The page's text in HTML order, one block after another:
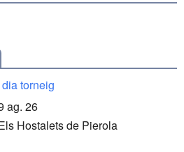
torneig
ag. 26
Hostalets de Pierola